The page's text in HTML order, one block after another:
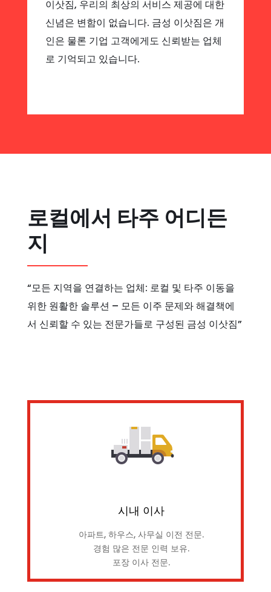
이삿짐, 우리의 최상의 서비스 제공에 대한
신념은 변함이 없습니다. 금성 이삿짐은 개
인은 물론 기업 고객에게도 신뢰받는 업체
로 기억되고 있습니다.
로컬에서 타주 어디든
지
“모든 지역을 연결하는 업체: 로컬 및 타주 이동을
위한 원활한 솔루션 – 모든 이주 문제와 해결책에
서 신뢰할 수 있는 전문가들로 구성된 금성 이삿짐”
시내 이사
아파트, 하우스, 사무실 이전 전문.
경험 많은 전문 인력 보유.
포장 이사 전문.